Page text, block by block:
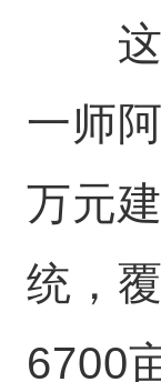
这
一师
万元
统，
6700